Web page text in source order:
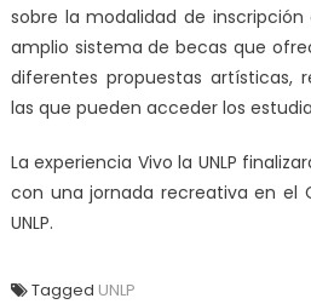
sobre la modalidad de
amplio sistema de becas que
diferentes propuestas artísticas,
las que pueden acceder los
La experiencia Vivo la UNLP
con una jornada recreativa en el
UNLP.
Tagged UNLP